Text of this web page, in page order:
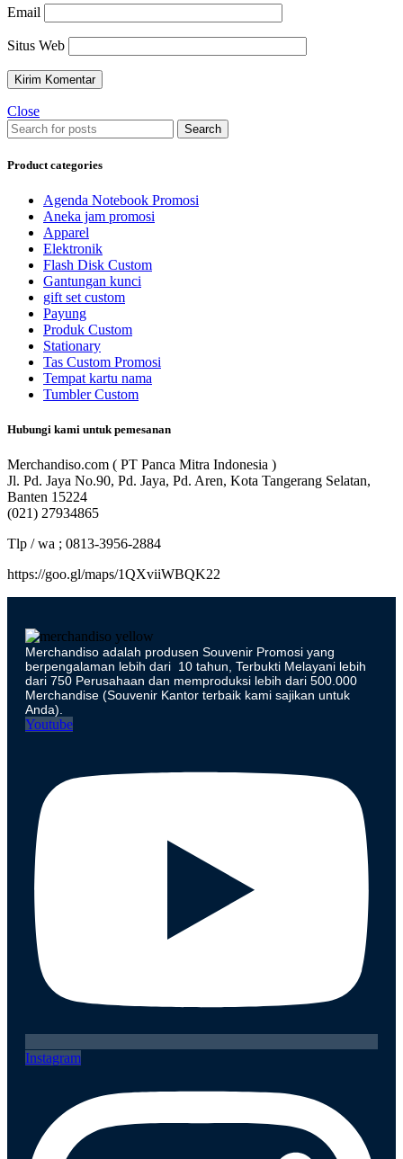
Email
Situs Web
Close
Search
Product categories
Agenda Notebook Promosi
Aneka jam promosi
Apparel
Elektronik
Flash Disk Custom
Gantungan kunci
gift set custom
Payung
Produk Custom
Stationary
Tas Custom Promosi
Tempat kartu nama
Tumbler Custom
Hubungi kami untuk pemesanan
Merchandiso.com ( PT Panca Mitra Indonesia )
Jl. Pd. Jaya No.90, Pd. Jaya, Pd. Aren, Kota Tangerang Selatan,
Banten 15224
(021) 27934865
Tlp / wa ; 0813-3956-2884
https://goo.gl/maps/1QXviiWBQK22
Merchandiso adalah produsen Souvenir Promosi yang
berpengalaman lebih dari 10 tahun, Terbukti Melayani lebih
dari 750 Perusahaan dan memproduksi lebih dari 500.000
Merchandise (Souvenir Kantor terbaik kami sajikan untuk
Anda).
Youtube
Instagram